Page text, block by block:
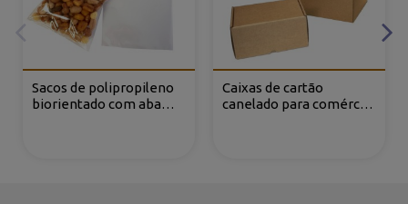
Sacos de polipropileno
biorientado com aba
Caixas de cartão
canelado para comércio